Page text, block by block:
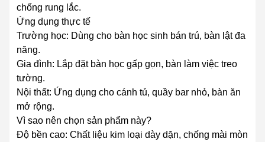
chống rung lắc.
Ứng dụng thực tế
Trường học: Dùng cho bàn học sinh bán trú, bàn lật đa
năng.
Gia đình: Lắp đặt bàn học gấp gọn, bàn làm việc treo
tường.
Nội thất: Ứng dụng cho cánh tủ, quầy bar nhỏ, bàn ăn
mở rộng.
Vì sao nên chọn sản phẩm này?
Độ bền cao: Chất liệu kim loại dày dặn, chống mài mòn